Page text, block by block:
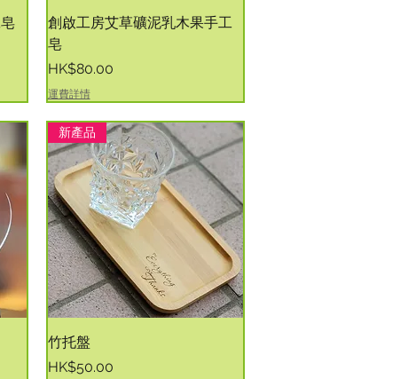
快速瀏覽
創啟工房艾草礦泥乳木果手工
皂
價格
HK$80.00
運費詳情
新產品
竹托盤
價格
HK$50.00